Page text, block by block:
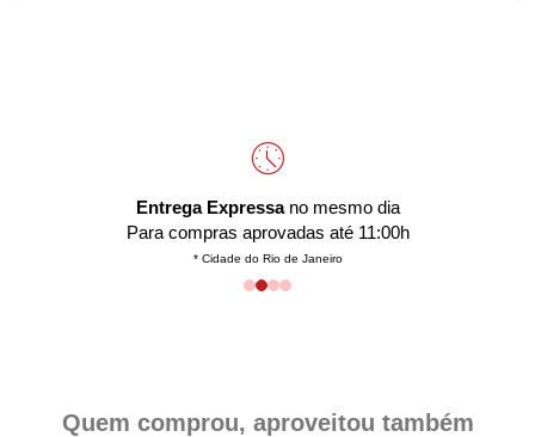
Entrega Expressano mesmo dia
Para compras aprovadas até 11:00h
* Cidade do Rio de Janeiro
Quem comprou, aproveitou também